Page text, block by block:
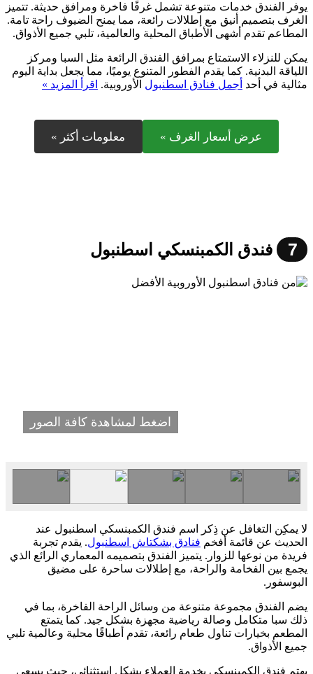
يوفر الفندق خدمات متنوعة تشمل غرفًا فاخرة ومرافق حديثة. تتميز
الغرف بتصميم أنيق مع إطلالات رائعة، مما يمنح الضيوف راحة تامة.
المطاعم تقدم أشهى الأطباق المحلية والعالمية، تلبي جميع الأذواق.
يمكن للنزلاء الاستمتاع بمرافق الفندق الرائعة مثل السبا ومركز
اللياقة البدنية. كما يقدم الفطور المتنوع يوميًا، مما يجعل بداية اليوم
مثالية في أحد أجمل فنادق اسطنبول الأوروبية. اقرأ المزيد »
عرض أسعار الغرف » معلومات أكثر »
7 فندق الكمبنسكي اسطنبول
اضغط لمشاهدة كافة الصور
لا يمكِن التغافل عن ذِكر اسم فندق الكمبنسكي اسطنبول عند
الحديث عن قائمة أفخم فنادق بشكتاش اسطنبول. يقدم تجربة
فريدة من نوعها للزوار. يتميز الفندق بتصميمه المعماري الرائع الذي
يجمع بين الفخامة والراحة، مع إطلالات ساحرة على مضيق
البوسفور.
يضم الفندق مجموعة متنوعة من وسائل الراحة الفاخرة، بما في
ذلك سبا متكامل وصالة رياضية مجهزة بشكل جيد. كما يتمتع
المطعم بخيارات تناول طعام رائعة، تقدم أطباقًا محلية وعالمية تلبي
جميع الأذواق.
يهتم فندق الكمبنسكي بخدمة العملاء بشكل استثنائي، حيث يسعى